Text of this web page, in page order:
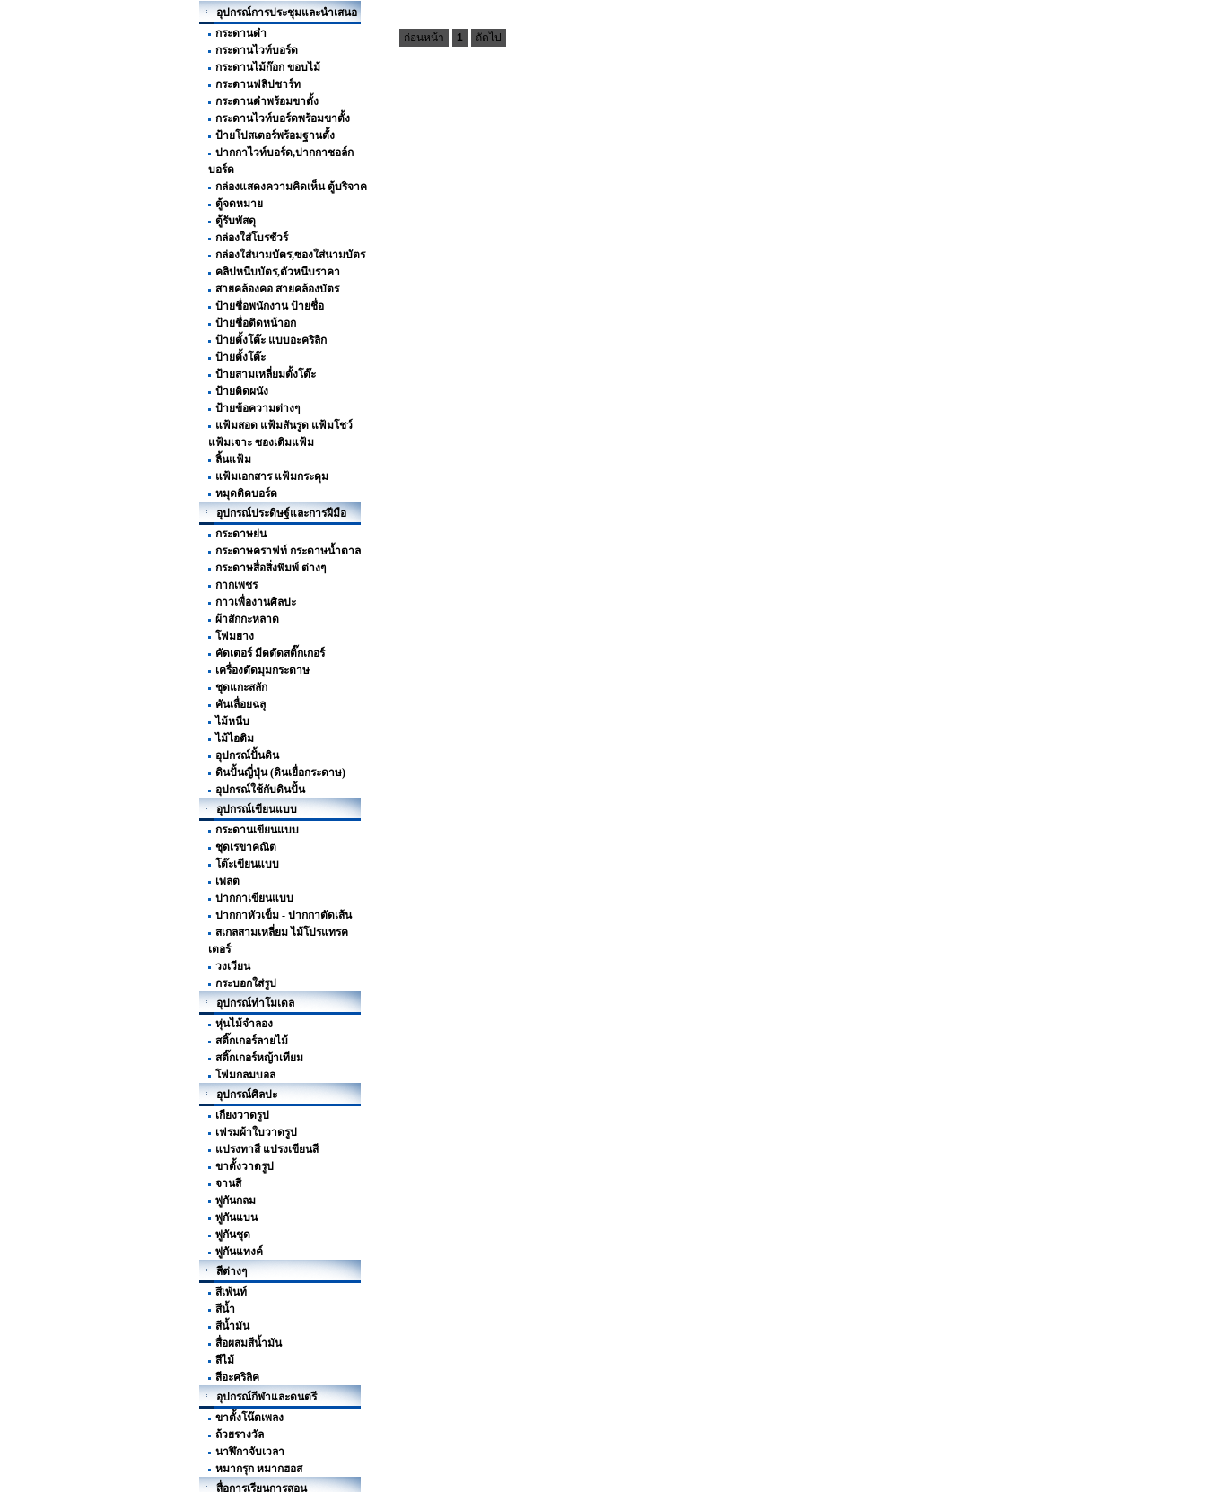
อุปกรณ์การประชุมและนำเสนอ
กระดานดำ
กระดานไวท์บอร์ด
กระดานไม้ก๊อก ขอบไม้
กระดานฟลิปชาร์ท
กระดานดำพร้อมขาตั้ง
กระดานไวท์บอร์ดพร้อมขาตั้ง
ป้ายโปสเตอร์พร้อมฐานตั้ง
ปากกาไวท์บอร์ด,ปากกาชอล์ก
บอร์ด
กล่องแสดงความคิดเห็น ตู้บริจาค
ตู้จดหมาย
ตู้รับพัสดุ
กล่องใส่โบรชัวร์
กล่องใส่นามบัตร,ซองใส่นามบัตร
คลิปหนีบบัตร,ตัวหนีบราคา
สายคล้องคอ สายคล้องบัตร
ป้ายชื่อพนักงาน ป้ายชื่อ
ป้ายชื่อติดหน้าอก
ป้ายตั้งโต๊ะ แบบอะคริลิก
ป้ายตั้งโต๊ะ
ป้ายสามเหลี่ยมตั้งโต๊ะ
ป้ายติดผนัง
ป้ายข้อความต่างๆ
แฟ้มสอด แฟ้มสันรูด แฟ้มโชว์
แฟ้มเจาะ ซองเติมแฟ้ม
ลิ้นแฟ้ม
แฟ้มเอกสาร แฟ้มกระดุม
หมุดติดบอร์ด
อุปกรณ์ประดิษฐ์และการฝีมือ
กระดาษย่น
กระดาษคราฟท์ กระดาษน้ำตาล
กระดาษสื่อสิ่งพิมพ์ ต่างๆ
กากเพชร
กาวเพื่องานศิลปะ
ผ้าสักกะหลาด
โฟมยาง
คัดเตอร์ มีดตัดสติ๊กเกอร์
เครื่องตัดมุมกระดาษ
ชุดแกะสลัก
คันเลื่อยฉลุ
ไม้หนีบ
ไม้ไอติม
อุปกรณ์ปั้นดิน
ดินปั้นญี่ปุ่น (ดินเยื่อกระดาษ)
อุปกรณ์ใช้กับดินปั้น
อุปกรณ์เขียนแบบ
กระดานเขียนแบบ
ชุดเรขาคณิต
โต๊ะเขียนแบบ
เพลต
ปากกาเขียนแบบ
ปากกาหัวเข็ม - ปากกาตัดเส้น
สเกลสามเหลี่ยม ไม้โปรแทรค
เตอร์
วงเวียน
กระบอกใส่รูป
อุปกรณ์ทำโมเดล
หุ่นไม้จำลอง
สติ๊กเกอร์ลายไม้
สติ๊กเกอร์หญ้าเทียม
โฟมกลมบอล
อุปกรณ์ศิลปะ
เกียงวาดรูป
เฟรมผ้าใบวาดรูป
แปรงทาสี แปรงเขียนสี
ขาตั้งวาดรูป
จานสี
พู่กันกลม
พู่กันแบน
พู่กันชุด
พู่กันแทงค์
สีต่างๆ
สีเพ้นท์
สีน้ำ
สีน้ำมัน
สื่อผสมสีน้ำมัน
สีไม้
สีอะคริลิค
อุปกรณ์กีฬาและดนตรี
ขาตั้งโน๊ตเพลง
ถ้วยรางวัล
นาฬิกาจับเวลา
หมากรุก หมากฮอส
สื่อการเรียนการสอน
ก่อนหน้า 1 ถัดไป